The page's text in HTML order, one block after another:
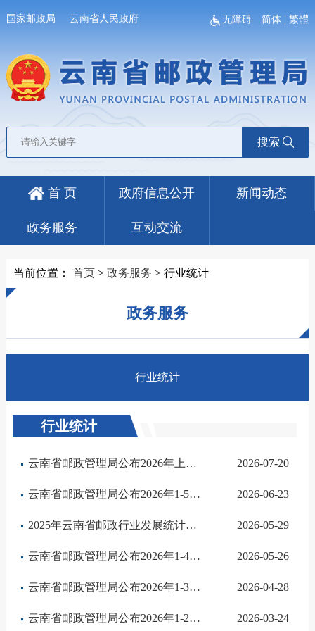
国家邮政局 云南省人民政府 无障碍 简体 |繁體
搜索
首 页 政府信息公开 新闻动态
政务服务 互动交流
当前位置： 首页> 政务服务 > 行业统计
政务服务
行业统计
行业统计
云南省邮政管理局公布2026年上半年全省邮政行业运行情况 2026-07-20
云南省邮政管理局公布2026年1-5月全省邮政行业运行情况 2026-06-23
2025年云南省邮政行业发展统计公报 2026-05-29
云南省邮政管理局公布2026年1-4月邮政行业运行情况 2026-05-26
云南省邮政管理局公布2026年1-3月邮政行业运行情况 2026-04-28
云南省邮政管理局公布2026年1-2月邮政行业运行情况 2026-03-24